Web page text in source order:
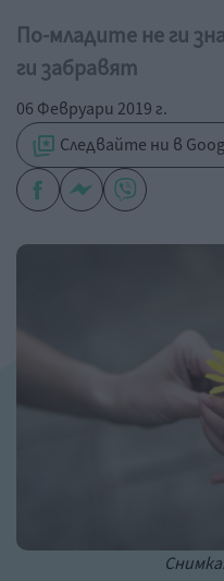
По-младите не ги
ги забравят
06 Февруари 2019 г.
Следвайте ни в